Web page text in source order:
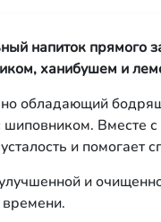
напиток прямого
ханибушем и
обладающий
шиповником. Вместе
и помогает
и